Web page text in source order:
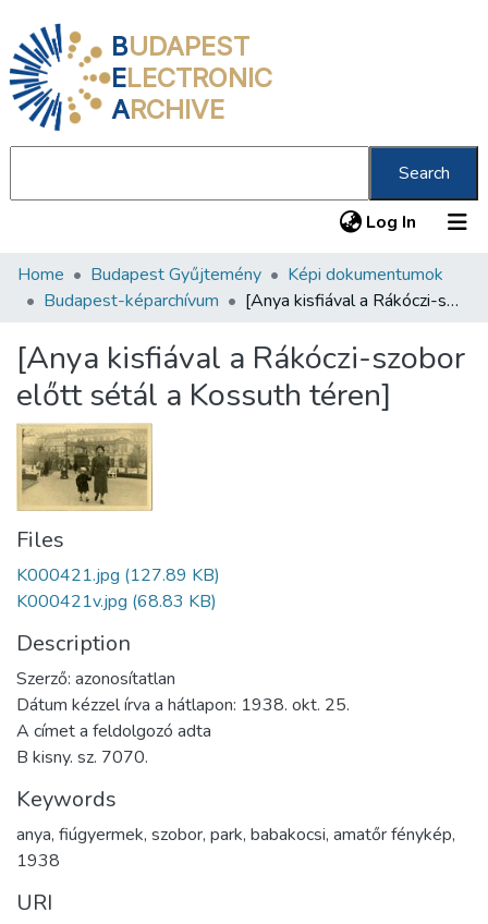
BUDAPEST
ELECTRONIC
ARCHIVE
Search
Log In (current)
Communities & Collections
Statistics
About us
Home Budapest Gyűjtemény
Képi dokumentumok
Budapest-képarchívum
[Anya kisfiával a Rákóczi-szobor előtt sétál a Kossuth téren]
[Anya kisfiával a Rákóczi-szobor
előtt sétál a Kossuth téren]
Files
K000421.jpg (127.89 KB)
K000421v.jpg (68.83 KB)
Description
Szerző: azonosítatlan
Dátum kézzel írva a hátlapon: 1938. okt. 25.
A címet a feldolgozó adta
B kisny. sz. 7070.
Keywords
anya, fiúgyermek, szobor, park, babakocsi, amatőr fénykép,
1938
URI